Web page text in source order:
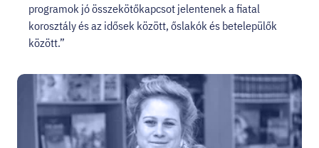
programok jó összekötőkapcsot jelentenek a fiatal
korosztály és az idősek között, őslakók és betelepülők
között.”